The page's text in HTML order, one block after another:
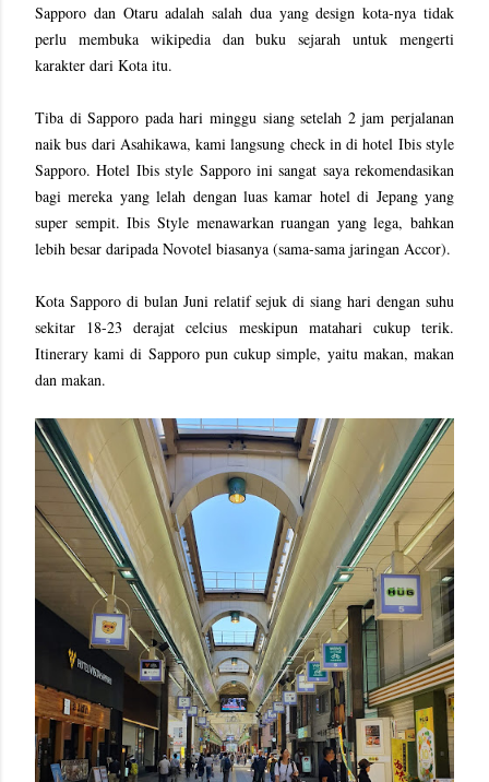
Sapporo dan Otaru adalah salah dua yang design kota-nya tidak
perlu membuka wikipedia dan buku sejarah untuk mengerti
karakter dari Kota itu.
Tiba di Sapporo pada hari minggu siang setelah 2 jam perjalanan
naik bus dari Asahikawa, kami langsung check in di hotel Ibis style
Sapporo. Hotel Ibis style Sapporo ini sangat saya rekomendasikan
bagi mereka yang lelah dengan luas kamar hotel di Jepang yang
super sempit. Ibis Style menawarkan ruangan yang lega, bahkan
lebih besar daripada Novotel biasanya (sama-sama jaringan Accor).
Kota Sapporo di bulan Juni relatif sejuk di siang hari dengan suhu
sekitar 18-23 derajat celcius meskipun matahari cukup terik.
Itinerary kami di Sapporo pun cukup simple, yaitu makan, makan
dan makan.